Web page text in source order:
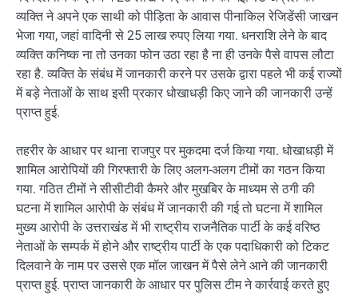
व्यक्ति ने अपने एक साथी को पीड़िता के आवास पीनाकिल रेजिडेंसी जाखन
भेजा गया, जहां वादिनी से 25 लाख रुपए लिया गया. धनराशि लेने के बाद
व्यक्ति कनिष्क ना तो उनका फोन उठा रहा है ना ही उनके पैसे वापस लौटा
रहा है. व्यक्ति के संबंध में जानकारी करने पर उसके द्वारा पहले भी कई राज्यों
में बड़े नेताओं के साथ इसी प्रकार धोखाधड़ी किए जाने की जानकारी उन्हें
प्राप्त हुई.
तहरीर के आधार पर थाना राजपुर पर मुकदमा दर्ज किया गया. धोखाधड़ी में
शामिल आरोपियों की गिरफ्तारी के लिए अलग-अलग टीमों का गठन किया
गया. गठित टीमों ने सीसीटीवी कैमरे और मुखबिर के माध्यम से ठगी की
घटना में शामिल आरोपी के संबंध में जानकारी की गई तो घटना में शामिल
मुख्य आरोपी के उत्तराखंड में भी राष्ट्रीय राजनैतिक पार्टी के कई वरिष्ठ
नेताओं के सम्पर्क में होने और राष्ट्रीय पार्टी के एक पदाधिकारी को टिकट
दिलवाने के नाम पर उससे एक मॉल जाखन में पैसे लेने आने की जानकारी
प्राप्त हुई. प्राप्त जानकारी के आधार पर पुलिस टीम ने कार्रवाई करते हुए